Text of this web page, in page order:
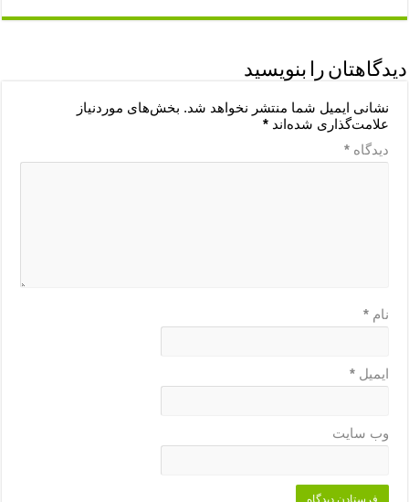
دیدگاهتان را بنویسید
نشانی ایمیل شما منتشر نخواهد شد. بخش‌های موردنیاز
علامت‌گذاری شده‌اند*
دیدگاه*
نام*
ایمیل*
وب‌ سایت